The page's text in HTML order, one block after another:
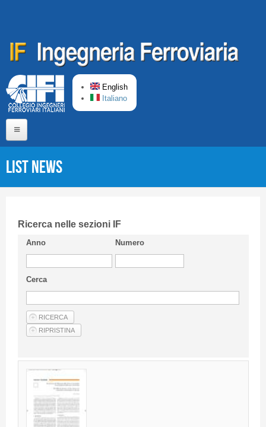
English
Italiano
Short presentation CIFI
Guideline
Privacy & Policy
Articles
Suppliers of products and services
List News
Ricerca nelle sezioni IF
Anno Numero
Cerca